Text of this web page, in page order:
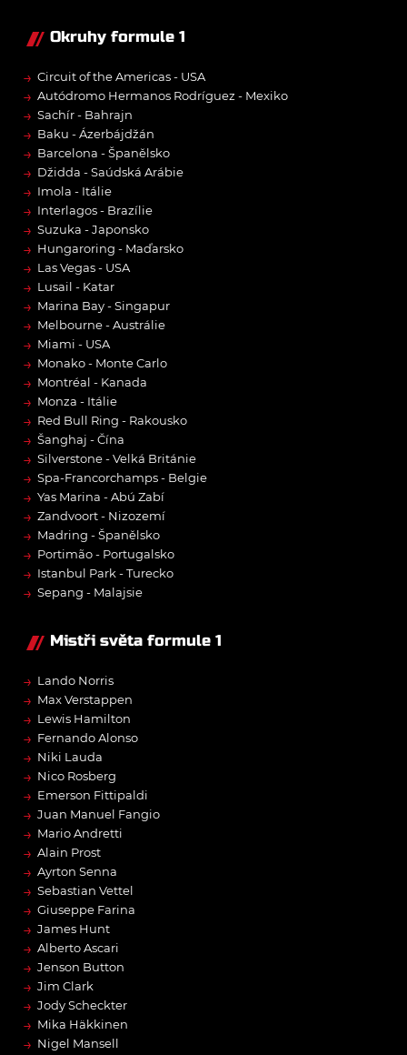
Okruhy formule 1
→ Circuit of the Americas - USA
→ Autódromo Hermanos Rodríguez - Mexiko
→ Sachír - Bahrajn
→ Baku - Ázerbájdžán
→ Barcelona - Španělsko
→ Džidda - Saúdská Arábie
→ Imola - Itálie
→ Interlagos - Brazílie
→ Suzuka - Japonsko
→ Hungaroring - Maďarsko
→ Las Vegas - USA
→ Lusail - Katar
→ Marina Bay - Singapur
→ Melbourne - Austrálie
→ Miami - USA
→ Monako - Monte Carlo
→ Montréal - Kanada
→ Monza - Itálie
→ Red Bull Ring - Rakousko
→ Šanghaj - Čína
→ Silverstone - Velká Británie
→ Spa-Francorchamps - Belgie
→ Yas Marina - Abú Zabí
→ Zandvoort - Nizozemí
→ Madring - Španělsko
→ Portimão - Portugalsko
→ Istanbul Park - Turecko
→ Sepang - Malajsie
Mistři světa formule 1
→ Lando Norris
→ Max Verstappen
→ Lewis Hamilton
→ Fernando Alonso
→ Niki Lauda
→ Nico Rosberg
→ Emerson Fittipaldi
→ Juan Manuel Fangio
→ Mario Andretti
→ Alain Prost
→ Ayrton Senna
→ Sebastian Vettel
→ Giuseppe Farina
→ James Hunt
→ Alberto Ascari
→ Jenson Button
→ Jim Clark
→ Jody Scheckter
→ Mika Häkkinen
→ Nigel Mansell